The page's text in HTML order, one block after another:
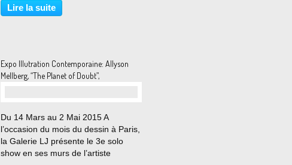
œuvre protéiforme. Il présentera à
12Mail – Red Bull Space ses
Lire la suite
Expo Illutration Contemporaine: Allyson
Mellberg, “The Planet of Doubt”,
Du 14 Mars au 2 Mai 2015 A
l’occasion du mois du dessin à Paris,
la Galerie LJ présente le 3e solo
show en ses murs de l’artiste